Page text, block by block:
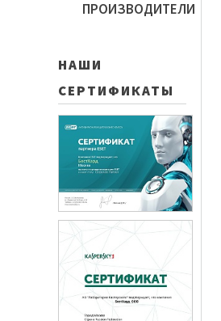
ПРОИЗВОДИТЕЛИ
НАШИ
СЕРТИФИКАТЫ